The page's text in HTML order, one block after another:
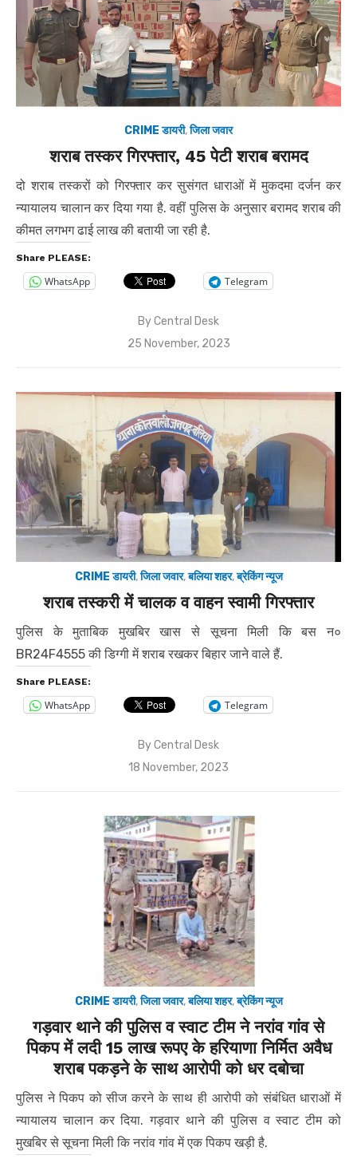
CRIME डायरी,जिला जवार
शराब तस्कर गिरफ्तार, 45 पेटी शराब बरामद
दो शराब तस्करों को गिरफ्तार कर सुसंगत धाराओं में मुकदमा दर्जन कर
न्यायालय चालान कर दिया गया है. वहीं पुलिस के अनुसार बरामद शराब की
कीमत लगभग ढाई लाख की बतायी जा रही है.
Share PLEASE:
WhatsApp Telegram
ByCentral Desk
Posted
25 November, 2023
CRIME डायरी,जिला जवार,बलिया शहर,ब्रेकिंग न्यूज
शराब तस्करी में चालक व वाहन स्वामी गिरफ्तार
पुलिस के मुताबिक मुखबिर खास से सूचना मिली कि बस न०
BR24F4555 की डिग्गी में शराब रखकर बिहार जाने वाले हैं.
Share PLEASE:
WhatsApp Telegram
ByCentral Desk
Posted
18 November, 2023
CRIME डायरी,जिला जवार,बलिया शहर,ब्रेकिंग न्यूज
गड़वार थाने की पुलिस व स्वाट टीम ने नरांव गांव से
पिकप में लदी 15 लाख रूपए के हरियाणा निर्मित अवैध
शराब पकड़ने के साथ आरोपी को धर दबोचा
पुलिस ने पिकप को सीज करने के साथ ही आरोपी को संबंधित धाराओं में
न्यायालय चालान कर दिया. गड़वार थाने की पुलिस व स्वाट टीम को
मुखबिर से सूचना मिली कि नरांव गांव में एक पिकप खड़ी है.